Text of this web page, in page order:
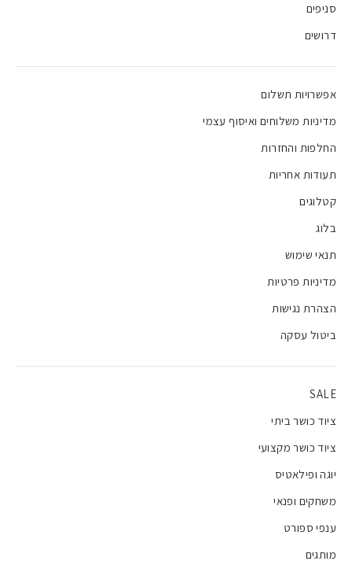
סניפים
דרושים
אפשרויות תשלום
מדיניות משלוחים ואיסוף עצמי
החלפות והחזרות
תעודות אחריות
קטלוגים
בלוג
תנאי שימוש
מדיניות פרטיות
הצהרת נגישות
ביטול עסקה
SALE
ציוד כושר ביתי
ציוד כושר מקצועי
יוגה ופילאטיס
משחקים ופנאי
ענפי ספורט
מותגים